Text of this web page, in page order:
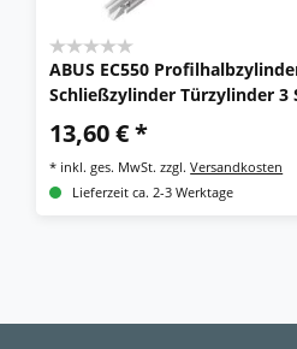
ABUS EC550
Schließzylinder Türzylinder 3
13,60 € *
* inkl. ges. MwSt. zzgl.Versandkosten
Lieferzeit ca. 2-3 Werktage